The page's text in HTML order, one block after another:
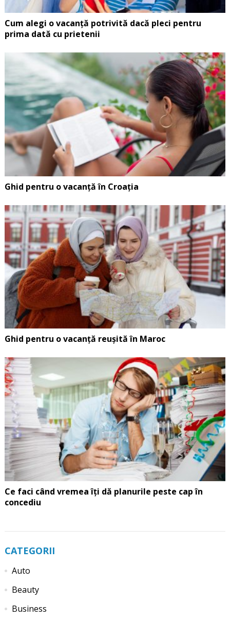
Cum alegi o vacanță potrivită dacă pleci pentru
prima dată cu prietenii
Ghid pentru o vacanță în Croația
Ghid pentru o vacanță reușită în Maroc
Ce faci când vremea îți dă planurile peste cap în
concediu
CATEGORII
Auto
Beauty
Business